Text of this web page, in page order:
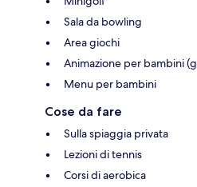
Sala da bowling
Area giochi
Animazione per bambini
Menu per bambini
Cose da fare
Sulla spiaggia privata
Lezioni di tennis
Corsi di aerobica